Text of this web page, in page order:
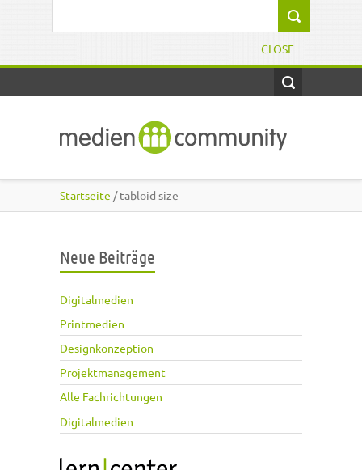
CLOSE
Startseite / tabloid size
Neue Beiträge
Digitalmedien
Printmedien
Designkonzeption
Projektmanagement
Alle Fachrichtungen
Digitalmedien